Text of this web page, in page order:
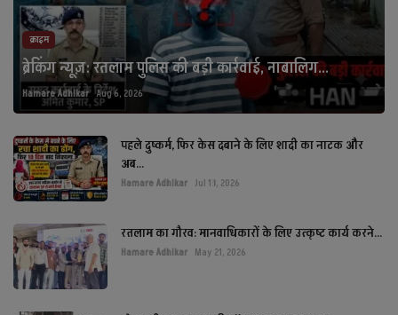
क्राइम
ब्रेकिंग न्यूज़: रतलाम पुलिस की बड़ी कार्रवाई, नाबालिग...
Hamare Adhikar Aug 6, 2026
पहले दुष्कर्म, फिर केस दबाने के लिए शादी का नाटक और
अब...
Hamare Adhikar Jul 13, 2026
रतलाम का गौरव: मानवाधिकारों के लिए उत्कृष्ट कार्य करने...
Hamare Adhikar May 21, 2026